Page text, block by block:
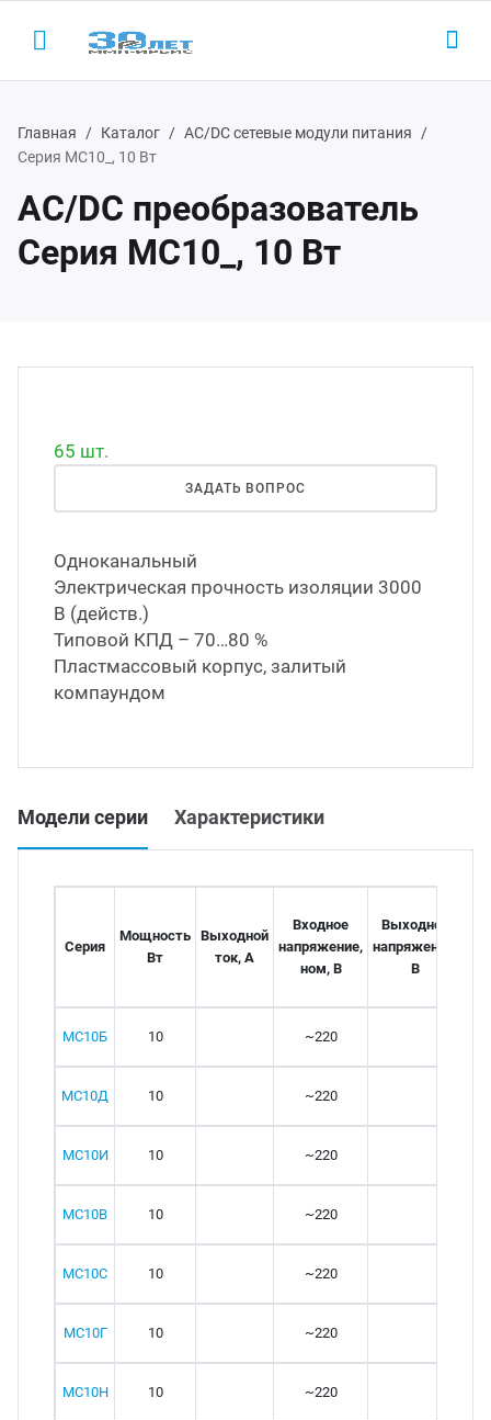
Назад
модули питания
DC преобразователи
AC инверторы
преобразователи
Назад
Главная Каталог
AC/DC сетевые модули питания
Серия МС10_, 10 Вт
AC/DC преобразователь
Серия МС10_, 10 Вт
65 шт.
ЗАДАТЬ ВОПРОС
Одноканальный
Электрическая прочность изоляции 3000
В (действ.)
Типовой КПД – 70…80 %
Пластмассовый корпус, залитый
компаундом
Модели серии Характеристики
Серия
Мощность
Вт
Выходной
ток, А
Входное
напряжение,
ном, В
Выходное
напряжение,
В
МС10Б 10 ~220
МС10Д 10 ~220
МС10И 10 ~220
МС10В 10 ~220
МС10С 10 ~220
МС10Г 10 ~220
МС10Н 10 ~220